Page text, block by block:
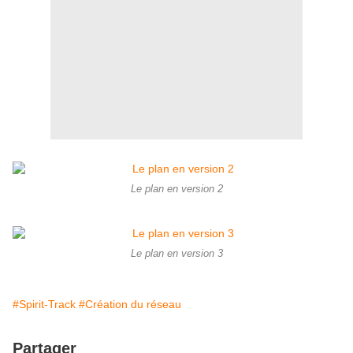
Le plan en version 2
Le plan en version 3
#Spirit-Track #Création du réseau
Partager